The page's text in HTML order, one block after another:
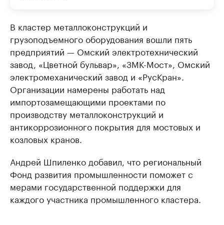
В кластер металлоконструкций и
грузоподъемного оборудования вошли пять
предприятий — Омский электротехнический
завод, «Цветной бульвар», «ЗМК-Мост», Омский
электромеханический завод и «РусКран».
Организации намерены работать над
импортозамещающими проектами по
производству металлоконструкций и
антикоррозионного покрытия для мостовых и
козловых кранов.
Андрей Шпиленко добавил, что региональный
Фонд развития промышленности поможет с
мерами государственной поддержки для
каждого участника промышленного кластера.